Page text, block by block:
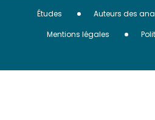
Menu
Pied
Études Auteurs des
Mentions légales